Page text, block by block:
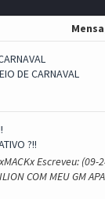
DE CARNAVAL
?!!
Escreveu: (09-
COM MEU GM